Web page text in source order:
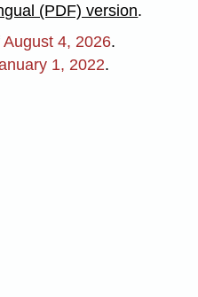
(PDF) version.
August 4, 2026.
1, 2022.